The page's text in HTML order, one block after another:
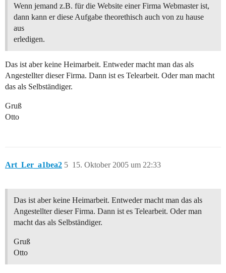
Wenn jemand z.B. für die Website einer Firma Webmaster ist,
dann kann er diese Aufgabe theorethisch auch von zu hause
aus
erledigen.
Das ist aber keine Heimarbeit. Entweder macht man das als
Angestellter dieser Firma. Dann ist es Telearbeit. Oder man macht
das als Selbständiger.
Gruß
Otto
Art_Ler_a1bea2 15. Oktober 2005 um 22:33
5
Das ist aber keine Heimarbeit. Entweder macht man das als
Angestellter dieser Firma. Dann ist es Telearbeit. Oder man
macht das als Selbständiger.
Gruß
Otto